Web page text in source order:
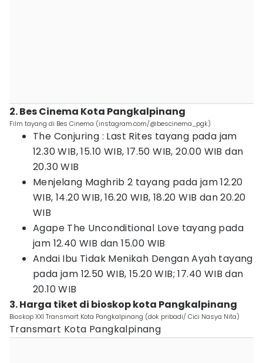
2. Bes Cinema Kota Pangkalpinang
Film tayang di Bes Cinema (instagram.com/@bescinema_pgk)
The Conjuring : Last Rites tayang pada jam
12.30 WIB, 15.10 WIB, 17.50 WIB, 20.00 WIB dan
20.30 WIB
Menjelang Maghrib 2 tayang pada jam 12.20
WIB, 14.20 WIB, 16.20 WIB, 18.20 WIB dan 20.20
WIB
Agape The Unconditional Love tayang pada
jam 12.40 WIB dan 15.00 WIB
Andai Ibu Tidak Menikah Dengan Ayah tayang
pada jam 12.50 WIB, 15.20 WIB; 17.40 WIB dan
20.10 WIB
3. Harga tiket di bioskop kota Pangkalpinang
Bioskop XXI Transmart Kota Pangkalpinang (dok pribadi/ Cici Nasya Nita)
Transmart Kota Pangkalpinang